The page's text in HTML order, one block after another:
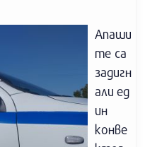
Апаши
те са
задигн
али ед
ин
конве